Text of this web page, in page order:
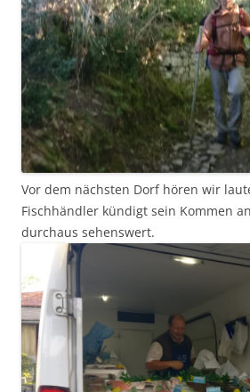
Vor dem nächsten Dorf hören wir
Fischhändler kündigt sein Kommen
durchaus sehenswert.